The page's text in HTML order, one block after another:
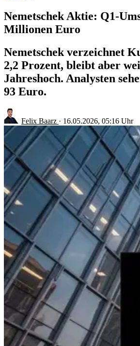
Nemetschek Aktie: Q1-
Millionen Euro
Nemetschek verzeichnet
2,2 Prozent, bleibt aber
Jahreshoch. Analysten
93 Euro.
Felix Baarz · 16.05.2026, 05:16 Uhr